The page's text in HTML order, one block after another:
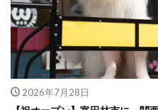
2026年7月28日